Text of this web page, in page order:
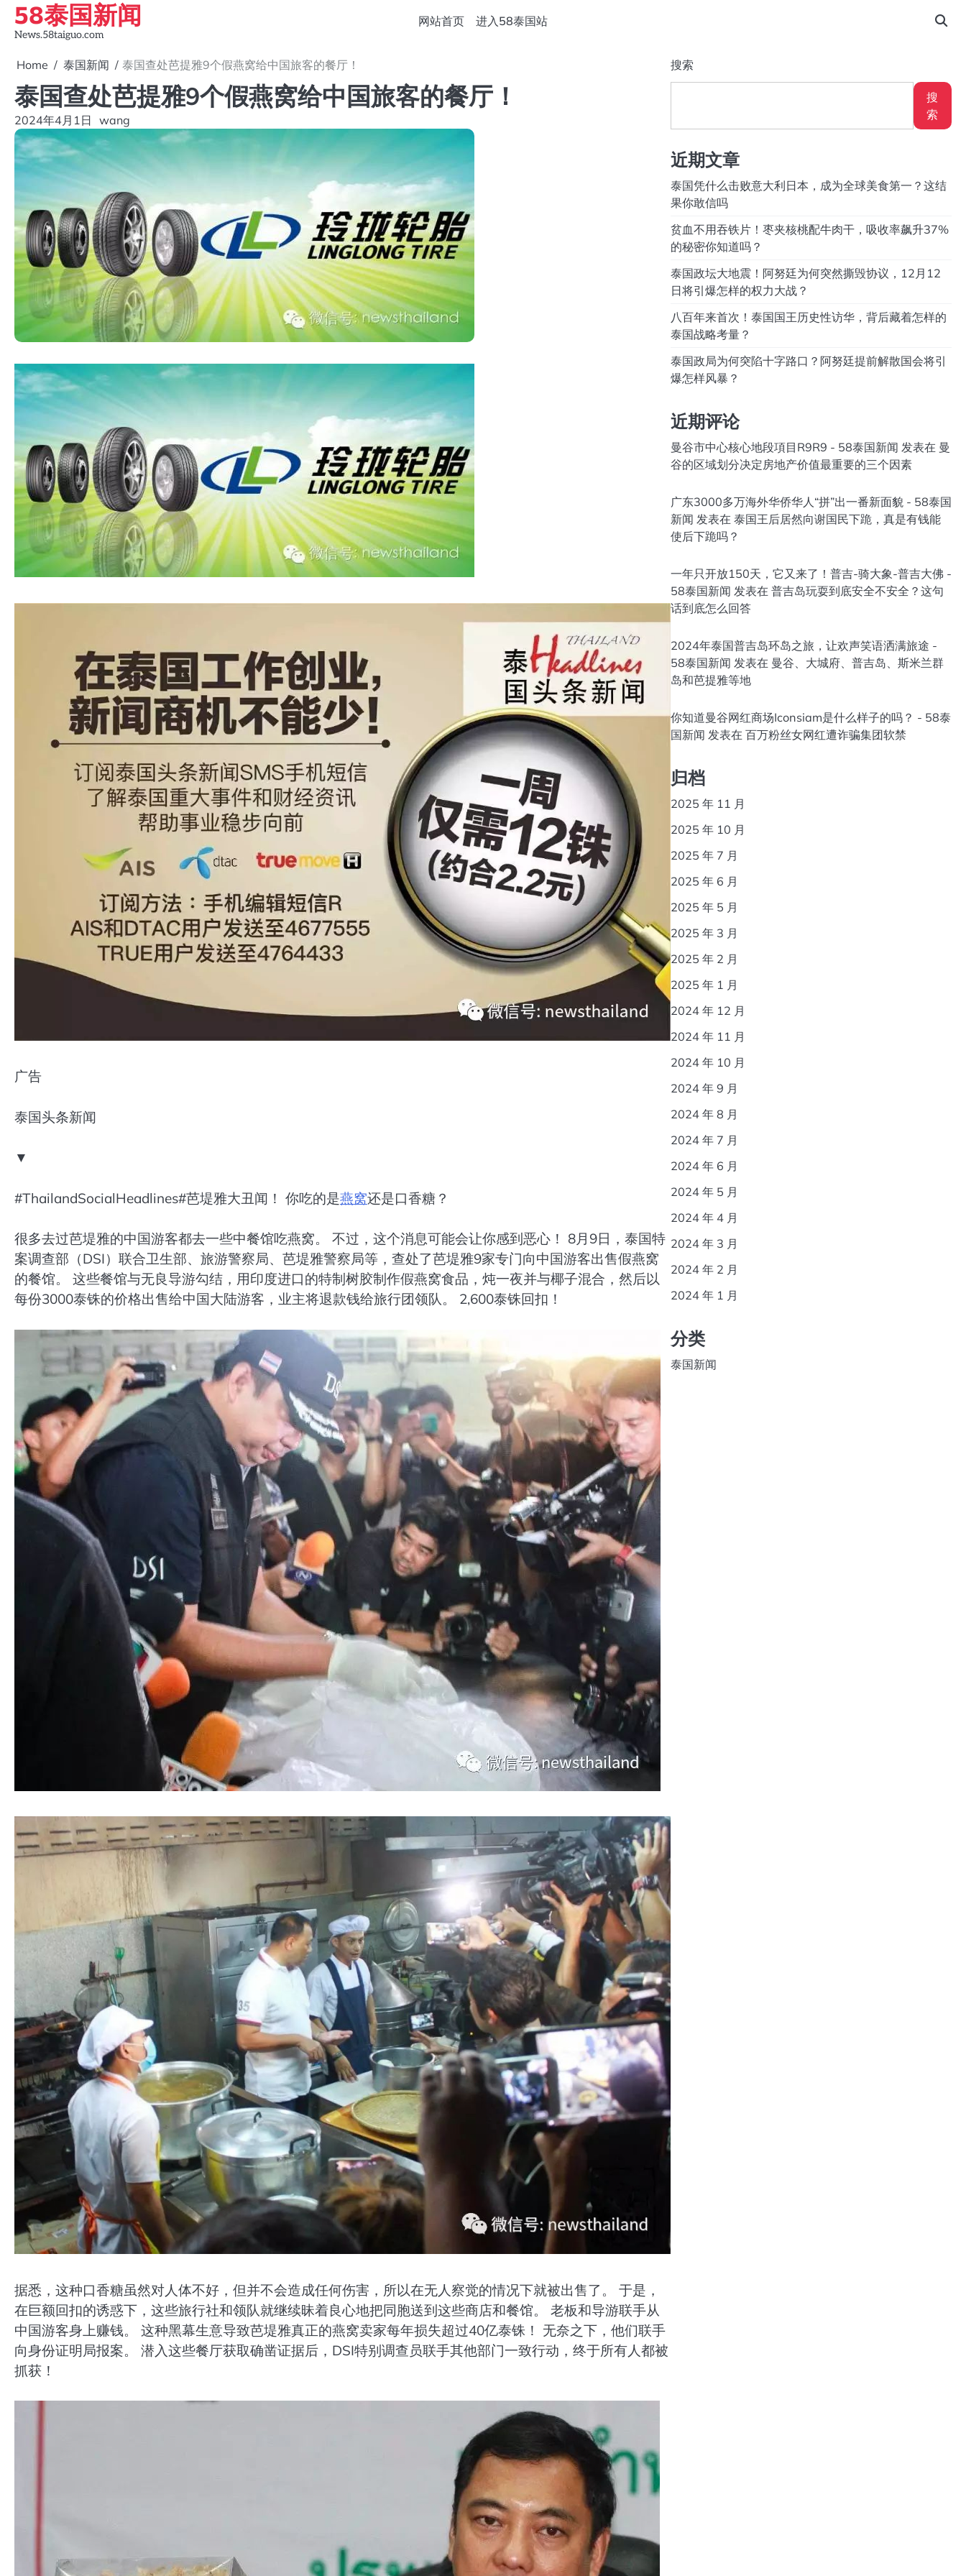
Skip
content
58泰国新闻
News.58taiguo.com
网站首页 进入58泰国站
Home 泰国新闻 泰国查处芭提雅9个假燕窝给中国旅客的餐厅！
泰国查处芭提雅9个假燕窝给中国旅客的餐厅！
2024年4月1日 wang
广告
泰国头条新闻
▼
#ThailandSocialHeadlines#芭堤雅大丑闻！ 你吃的是燕窝还是口香糖？
很多去过芭堤雅的中国游客都去一些中餐馆吃燕窝。 不过，这个消息可能会让你感到恶心！ 8月9日，泰国特
案调查部（DSI）联合卫生部、旅游警察局、芭堤雅警察局等，查处了芭堤雅9家专门向中国游客出售假燕窝
的餐馆。 这些餐馆与无良导游勾结，用印度进口的特制树胶制作假燕窝食品，炖一夜并与椰子混合，然后以
每份3000泰铢的价格出售给中国大陆游客，业主将退款钱给旅行团领队。 2,600泰铢回扣！
据悉，这种口香糖虽然对人体不好，但并不会造成任何伤害，所以在无人察觉的情况下就被出售了。 于是，
在巨额回扣的诱惑下，这些旅行社和领队就继续昧着良心地把同胞送到这些商店和餐馆。 老板和导游联手从
中国游客身上赚钱。 这种黑幕生意导致芭堤雅真正的燕窝卖家每年损失超过40亿泰铢！ 无奈之下，他们联手
向身份证明局报案。 潜入这些餐厅获取确凿证据后，DSI特别调查员联手其他部门一致行动，终于所有人都被
抓获！
搜索
搜
索
近期文章
泰国凭什么击败意大利日本，成为全球美食第一？这结
果你敢信吗
贫血不用吞铁片！枣夹核桃配牛肉干，吸收率飙升37%
的秘密你知道吗？
泰国政坛大地震！阿努廷为何突然撕毁协议，12月12
日将引爆怎样的权力大战？
八百年来首次！泰国国王历史性访华，背后藏着怎样的
泰国战略考量？
泰国政局为何突陷十字路口？阿努廷提前解散国会将引
爆怎样风暴？
近期评论
曼谷市中心核心地段項目R9R9 - 58泰国新闻 发表在 曼
谷的区域划分决定房地产价值最重要的三个因素
广东3000多万海外华侨华人“拼”出一番新面貌 - 58泰国
新闻 发表在 泰国王后居然向谢国民下跪，真是有钱能
使后下跪吗？
一年只开放150天，它又来了！普吉-骑大象-普吉大佛 -
58泰国新闻 发表在 普吉岛玩耍到底安全不安全？这句
话到底怎么回答
2024年泰国普吉岛环岛之旅，让欢声笑语洒满旅途 -
58泰国新闻 发表在 曼谷、大城府、普吉岛、斯米兰群
岛和芭提雅等地
你知道曼谷网红商场Iconsiam是什么样子的吗？ - 58泰
国新闻 发表在 百万粉丝女网红遭诈骗集团软禁
归档
2025 年 11 月
2025 年 10 月
2025 年 7 月
2025 年 6 月
2025 年 5 月
2025 年 3 月
2025 年 2 月
2025 年 1 月
2024 年 12 月
2024 年 11 月
2024 年 10 月
2024 年 9 月
2024 年 8 月
2024 年 7 月
2024 年 6 月
2024 年 5 月
2024 年 4 月
2024 年 3 月
2024 年 2 月
2024 年 1 月
分类
泰国新闻